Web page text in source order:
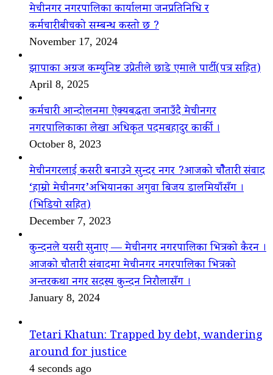
मेचीनगर नगरपालिका कार्यालमा जनप्रतिनिधि र
कर्मचारीबीचको सम्बन्ध कस्तो छ ?
November 17, 2024
झापाका अग्रज कम्युनिष्ट उप्रेतीले छाडे एमाले पार्टी(पत्र सहित)
April 8, 2025
कर्मचारी आन्दोलनमा ऐक्यबद्धता जनाउँदै मेचीनगर
नगरपालिकाका लेखा अधिकृत पदमबहादुर कार्की ।
October 8, 2023
मेचीनगरलाई कसरी बनाउने सुन्दर नगर ?आजको चौैतारी संवाद
‘हाम्रो मेचीनगर’अभियानका अगुवा बिजय डालमियाँसँग ।
(भिडियो सहित)
December 7, 2023
कुन्दनले यसरी सुनाए — मेचीनगर नगरपालिका भित्रको कैरन ।
आजको चौतारी संवादमा मेचीनगर नगरपालिका भित्रको
अन्तरकथा नगर सदस्य कुन्दन निरौलासँग ।
January 8, 2024
Tetari Khatun: Trapped by debt, wandering
around for justice
4 seconds ago